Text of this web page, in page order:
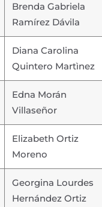
Brenda Gabriela
Ramírez Dávila
Diana Carolina
Quintero Martìnez
Edna Morán
Villaseñor
Elizabeth Ortiz
Moreno
Georgina Lourdes
Hernández Ortiz